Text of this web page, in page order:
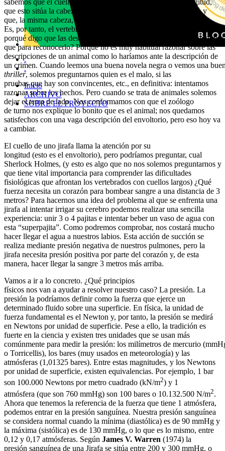
.
.
Inicio
ARCHIVO
SOBRE EL PROYECTO
sabemos que el cuello de la jirafa mide unos 2 metros de longitud,
que esto sitúa la cabeza del animal a 3 metros sobre el corazón y
que, la misma cabeza, se sitúa entre 5 y 6 metros sobre el suelo.
Es, por tanto, el vertebrado terrestre más alto actualmente. ¿Y
porqué digo que las descripciones de una animal sirven para algo más
que para reconocerlo? Porque no es muy habitual razonar sobre las
descripciones de un animal como lo haríamos ante la descripción de
un crimen. Cuando leemos una buena novela negra o vemos una
thriller, solemos preguntarnos quien es el malo, si las
pruebas que hay son convincentes, etc., en definitiva: intentamos
razonar sobre los hechos. Pero cuando se trata de animales solemos
dejar el tema de lado. Nos conformamos con que el zoólogo
de turno nos explique lo bonito que es el animal; nos quedamos
satisfechos con una vaga descripción del envoltorio, pero eso hoy va
a cambiar.
El cuello de uno jirafa llama la atención por su
longitud (esto es el envoltorio), pero podríamos preguntar, cual
Sherlock Holmes, (y esto es algo que no nos solemos preguntarnos y
que tiene vital importancia para comprender las dificultades
fisiológicas que afrontan los vertebrados con cuellos largos) ¿Qué
fuerza necesita un corazón para bombear sangre a una distancia de 3
metros? Para hacernos una idea del problema al que se enfrenta una
jirafa al intentar irrigar su cerebro podemos realizar una sencilla
experiencia: unir 3 o 4 pajitas e intentar beber un vaso de agua con
esta “superpajita”. Como podremos comprobar, nos costará mucho
hacer llegar el agua a nuestros labios. Esta acción de succión se
realiza mediante presión negativa de nuestros pulmones, pero la
jirafa necesita presión positiva por parte del corazón y, de esta
manera, hacer llegar la sangre 3 metros más arriba.
Vamos a ir a lo concreto. ¿Qué principios
físicos nos van a ayudar a resolver nuestro caso? La presión. La
presión la podríamos definir como la fuerza que ejerce un
determinado fluido sobre una superficie. En física, la unidad de
fuerza fundamental es el Newton y, por tanto, la presión se medirá
en Newtons por unidad de superficie. Pese a ello, la tradición es
fuerte en la ciencia y existen tres unidades que se usan más
comúnmente para medir la presión: los milímetros de mercurio
o Torricellis), los bares (muy usados en meteorología) y las
atmósferas (1,01325 bares). Entre estas magnitudes, y los Newtons
por unidad de superficie, existen equivalencias. Por ejemplo, 1 bar
son 100.000 Newtons por metro cuadrado (kN/m2) y 1
atmósfera (que son 760 mmHg) son 100 bares o 10.132.500 N/m2.
Ahora que tenemos la referencia de la fuerza que tiene 1 atmósfera,
podemos entrar en la presión sanguínea. Nuestra presión sanguínea
se considera normal cuando la mínima (diastólica) es de 90 mmHg y
la máxima (sistólica) es de 130 mmHg, o lo que es lo mismo, entre
0,12 y 0,17 atmósferas. Según James V. Warren (1974) la
presión sanguínea de una Jirafa se sitúa entre 200 y 300 mmHg, o